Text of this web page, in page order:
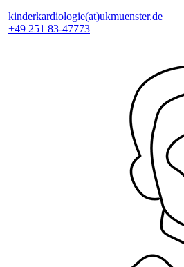
kinderkardiologie(at)ukmuenster.de
+49 251 83-47773